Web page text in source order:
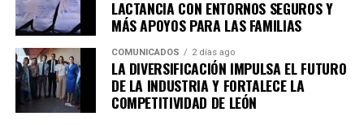
un destino competitivo para el desarrollo de nuevos
La ANIVIP agrupa a fabricantes de elementos
prefabricados de concreto, proveedores, fabricantes de
insumos y empresas especializadas en maquinaria y
LACTANCIA CON ENTORNOS SEGUROS Y
MÁS APOYOS PARA LAS FAMILIAS
COMUNICADOS 2 días ago
LA DIVERSIFICACIÓN IMPULSA EL FUTURO
DE LA INDUSTRIA Y FORTALECE LA
COMPETITIVIDAD DE LEÓN